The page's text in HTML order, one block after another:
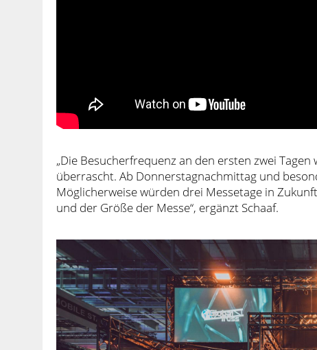
„Die Besucherfrequenz an den ersten zwei
überrascht. Ab Donnerstagnachmittag und
Möglicherweise würden drei Messetage in
und der Größe der Messe“, ergänzt Schaaf.